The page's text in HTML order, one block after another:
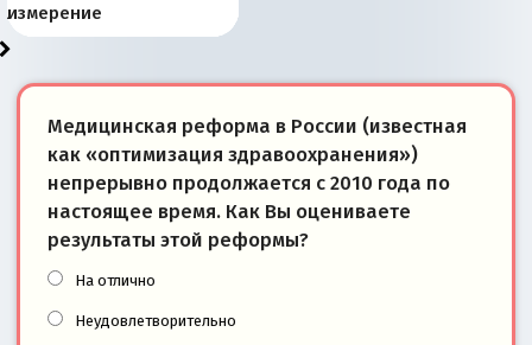
«переобувании» хозяев
суверенной экономике
Анкориджа
внутренней политике
отношениям с Россией?
Южной Осетии
измерение
Медицинская реформа в России (известная
как «оптимизация здравоохранения»)
непрерывно продолжается с 2010 года по
настоящее время. Как Вы оцениваете
результаты этой реформы?
На отлично
Неудовлетворительно